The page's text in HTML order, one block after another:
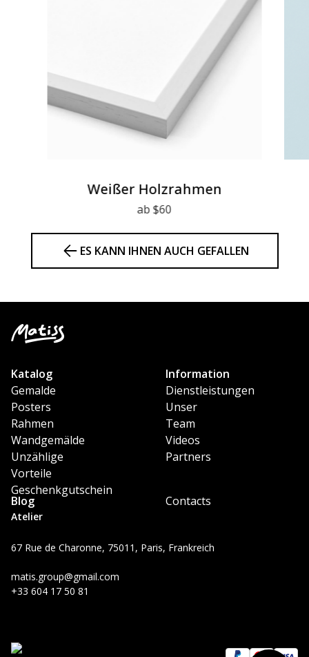
Weißer Holzrahmen
ab $60
ES KANN IHNEN AUCH GEFALLEN
Atelier
67 Rue de Charonne, 75011, Paris, Frankreich
matis.group@gmail.com
+33 604 17 50 81
Katalog
Gemalde
Posters
Rahmen
Wandgemälde
Unzählige
Vorteile
Geschenkgutschein
Information
Dienstleistungen
Unser
Team
Videos
Partners
Blog Contacts